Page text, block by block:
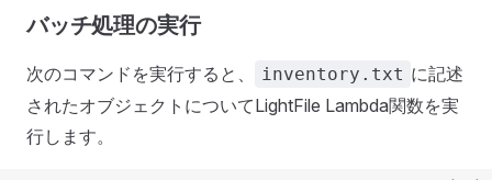
バッチ処理の実行
次のコマンドを実行すると、 inventory.txt に記述
されたオブジェクトについてLightFile Lambda関数を実
行します。